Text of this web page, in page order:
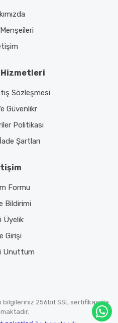
Sözleşmesi
Güvenlikr
Politikası
Şartları
Formu
Bildirimi
Üyelik
Girişi
Unuttum
bilgileriniz 256bit SSL sertifikası ile